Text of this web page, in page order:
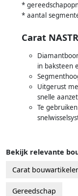
*
* aantal
Carat
in baksteen
Uitgerust
snelle
Te
Bekijk relevante
Carat
Gereedschap